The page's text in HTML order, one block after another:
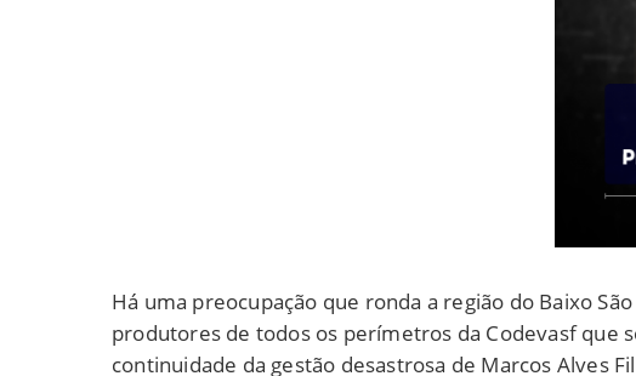
Há uma preocupação que ronda a região do Baixo
produtores de todos os perímetros da Codevasf que
continuidade da gestão desastrosa de Marcos Alves